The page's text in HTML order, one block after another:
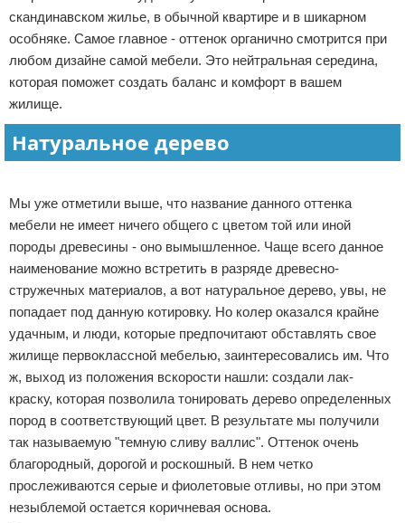
скандинавском жилье, в обычной квартире и в шикарном
особняке. Самое главное - оттенок органично смотрится при
любом дизайне самой мебели. Это нейтральная середина,
которая поможет создать баланс и комфорт в вашем
жилище.
Натуральное дерево
Мы уже отметили выше, что название данного оттенка
мебели не имеет ничего общего с цветом той или иной
породы древесины - оно вымышленное. Чаще всего данное
наименование можно встретить в разряде древесно-
стружечных материалов, а вот натуральное дерево, увы, не
попадает под данную котировку. Но колер оказался крайне
удачным, и люди, которые предпочитают обставлять свое
жилище первоклассной мебелью, заинтересовались им. Что
ж, выход из положения вскорости нашли: создали лак-
краску, которая позволила тонировать дерево определенных
пород в соответствующий цвет. В результате мы получили
так называемую "темную сливу валлис". Оттенок очень
благородный, дорогой и роскошный. В нем четко
прослеживаются серые и фиолетовые отливы, но при этом
незыблемой остается коричневая основа.